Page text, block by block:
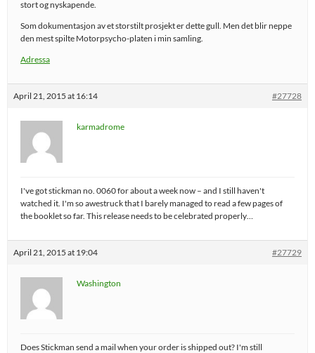
stort og nyskapende.
Som dokumentasjon av et storstilt prosjekt er dette gull. Men det blir neppe
den mest spilte Motorpsycho-platen i min samling.
Adressa
April 21, 2015 at 16:14 #27728
karmadrome
I've got stickman no. 0060 for about a week now – and I still haven't
watched it. I'm so awestruck that I barely managed to read a few pages of
the booklet so far. This release needs to be celebrated properly…
April 21, 2015 at 19:04 #27729
Washington
Does Stickman send a mail when your order is shipped out? I'm still